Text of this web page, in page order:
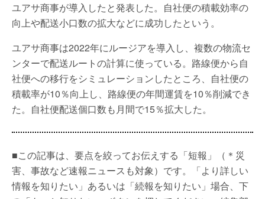
ユアサ商事が導入したと発表した。自社便の積載効率の
向上や配送小口数の拡大などに成功したという。
ユアサ商事は2022年にルージアを導入し、複数の物流セ
ンターで配送ルートの計算に使っている。路線便から自
社便への移行をシミュレーションしたところ、自社便の
積載率が10％向上し、路線便の年間運賃を10％削減でき
た。自社便配送個口数も月間で15％拡大した。
■この記事は、要点を絞ってお伝えする「短報」（＊災
害、事故など速報ニュースも対象）です。「より詳しい
情報を知りたい」あるいは「続報を知りたい」場合、下